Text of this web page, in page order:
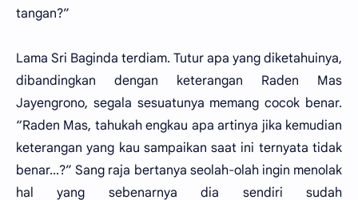
tangan?”
Lama Sri Baginda terdiam. Tutur apa yang diketahuinya,
dibandingkan dengan keterangan Raden Mas
Jayengrono, segala sesuatunya memang cocok benar.
“Raden Mas, tahukah engkau apa artinya jika kemudian
keterangan yang kau sampaikan saat ini ternyata tidak
benar...?” Sang raja bertanya seolah-olah ingin menolak
hal yang sebenarnya dia sendiri sudah